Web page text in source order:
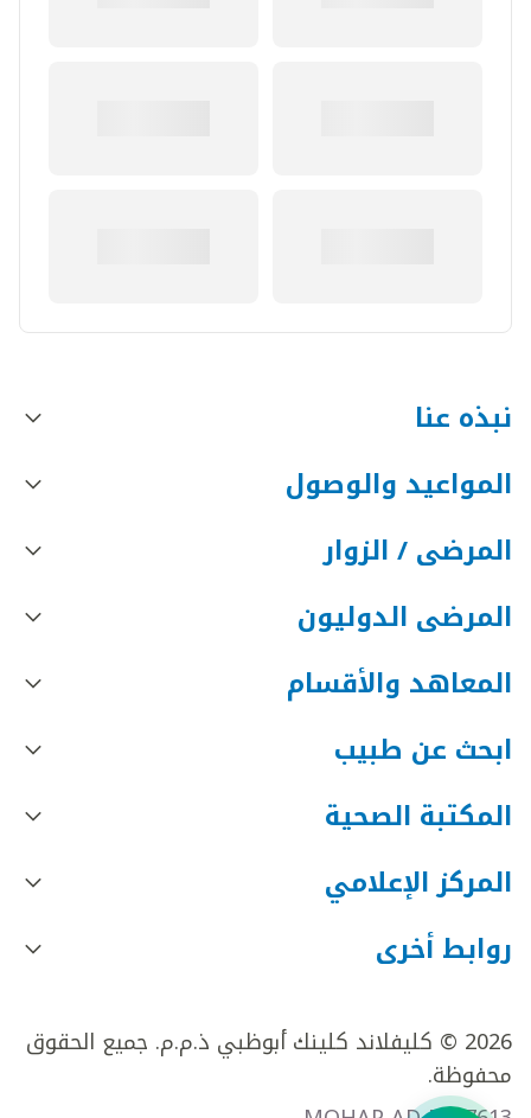
نبذه عنا
المواعيد والوصول
المرضى / الزوار
المرضى الدوليون
المعاهد والأقسام
ابحث عن طبيب
المكتبة الصحية
المركز الإعلامي
روابط أخرى
2026 © كليفلاند كلينك أبوظبي ذ.م.م. جميع الحقوق
محفوظة.